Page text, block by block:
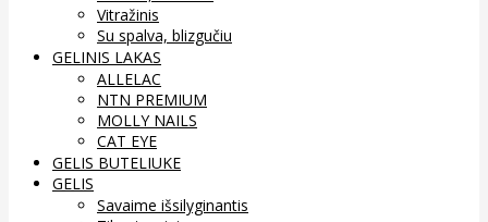
Vitražinis
Su spalva, blizgučiu
GELINIS LAKAS
ALLELAC
NTN PREMIUM
MOLLY NAILS
CAT EYE
GELIS BUTELIUKE
GELIS
Savaime išsilyginantis